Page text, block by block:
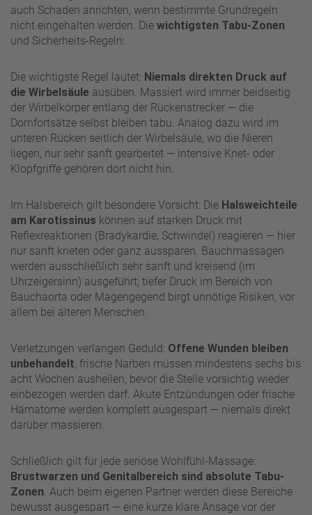
auch Schaden anrichten, wenn bestimmte Grundregeln
nicht eingehalten werden. Die wichtigsten Tabu-Zonen
und Sicherheits-Regeln:
Die wichtigste Regel lautet: Niemals direkten Druck auf
die Wirbelsäule ausüben. Massiert wird immer beidseitig
der Wirbelkörper entlang der Rückenstrecker — die
Dornfortsätze selbst bleiben tabu. Analog dazu wird im
unteren Rücken seitlich der Wirbelsäule, wo die Nieren
liegen, nur sehr sanft gearbeitet — intensive Knet- oder
Klopfgriffe gehören dort nicht hin.
Im Halsbereich gilt besondere Vorsicht: Die Halsweichteile
am Karotissinus können auf starken Druck mit
Reflexreaktionen (Bradykardie, Schwindel) reagieren — hier
nur sanft kneten oder ganz aussparen. Bauchmassagen
werden ausschließlich sehr sanft und kreisend (im
Uhrzeigersinn) ausgeführt; tiefer Druck im Bereich von
Bauchaorta oder Magengegend birgt unnötige Risiken, vor
allem bei älteren Menschen.
Verletzungen verlangen Geduld: Offene Wunden bleiben
unbehandelt, frische Narben müssen mindestens sechs bis
acht Wochen ausheilen, bevor die Stelle vorsichtig wieder
einbezogen werden darf. Akute Entzündungen oder frische
Hämatome werden komplett ausgespart — niemals direkt
darüber massieren.
Schließlich gilt für jede seriöse Wohlfühl-Massage:
Brustwarzen und Genitalbereich sind absolute Tabu-
Zonen. Auch beim eigenen Partner werden diese Bereiche
bewusst ausgespart — eine kurze klare Ansage vor der